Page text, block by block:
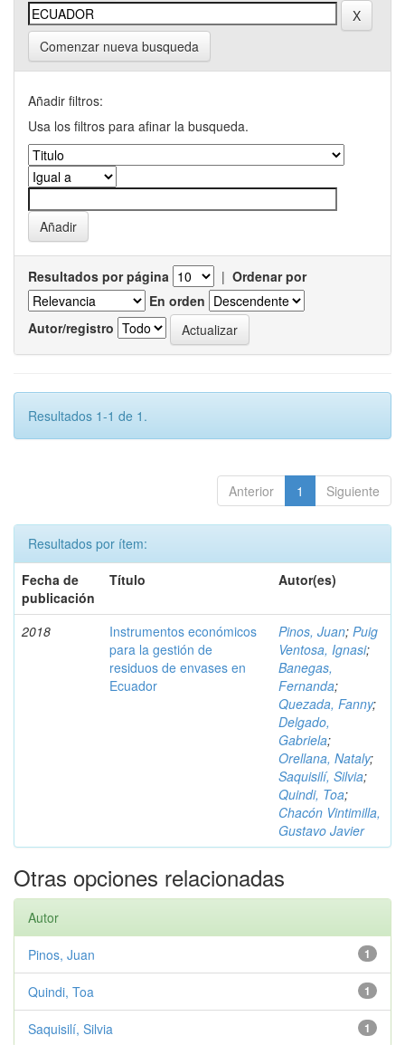
Comenzar nueva busqueda
Añadir filtros:
Usa los filtros para afinar la busqueda.
Resultados por página | Ordenar por
En orden
Autor/registro
Resultados 1-1 de 1.
Anterior 1 Siguiente
Resultados por ítem:
Fecha de
publicación
Título Autor(es)
2018
Instrumentos económicos
para la gestión de
residuos de envases en
Ecuador
Pinos, Juan; Puig
Ventosa, Ignasi;
Banegas,
Fernanda;
Quezada, Fanny;
Delgado,
Gabriela;
Orellana, Nataly;
Saquisilí, Silvia;
Quindi, Toa;
Chacón Vintimilla,
Gustavo Javier
Otras opciones relacionadas
Autor
1
Pinos, Juan
1
Quindi, Toa
1
Saquisilí, Silvia